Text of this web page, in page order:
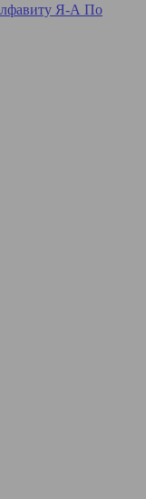
Я-А По